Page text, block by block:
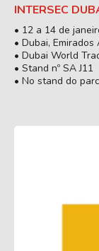
INTERSEC
• 12 a 14 de
• Dubai,
• Dubai World
• Stand nº SA J11
• No stand do